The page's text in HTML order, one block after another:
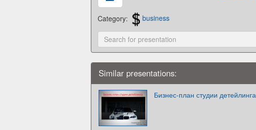
Category: business
Similar presentations:
Бизнес-план студии детейлинга